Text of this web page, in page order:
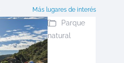
Más lugares de interés
Parque
natural